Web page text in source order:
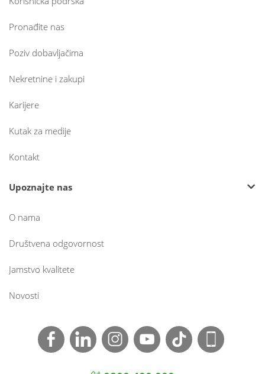
Pronađite nas
Poziv dobavljačima
Nekretnine i zakupi
Karijere
Kutak za medije
Kontakt
Upoznajte nas
O nama
Društvena odgovornost
Jamstvo kvalitete
Novosti